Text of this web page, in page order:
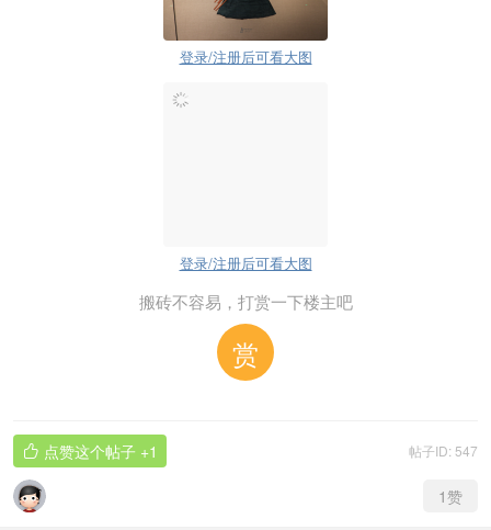
登录/注册后可看大图
登录/注册后可看大图
搬砖不容易，打赏一下楼主吧
赏
帖子ID: 547
 点赞这个帖子 +1
1赞